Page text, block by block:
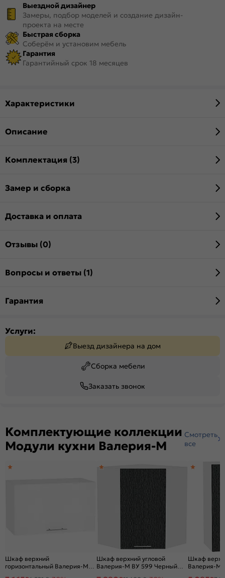
Выездной дизайнер
Замеры, подбор моделей и создание дизайн-
проекта на месте
Быстрая сборка
Соберём и установим мебель
Гарантия
Гарантийный срок 18 месяцев
Характеристики
Описание
Комплектация (3)
Замер и сборка
Доставка и оплата
Отзывы (0)
Вопросы и ответы (1)
Гарантия
Услуги:
Выезд дизайнера на дом
Сборка мебели
Заказать звонок
Комплектующие коллекции
Модули кухни Валерия-М
Смотреть
все
Шкаф верхний
горизонтальный Валерия-М
Шкаф верхний угловой
Валерия-М ВУ 599 Черный
Шкаф
Валерия-М